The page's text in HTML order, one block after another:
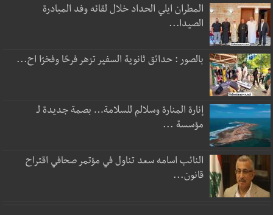
المطران ايلي الحداد خلال لقائه وفد المبادرة
الصيدا...
بالصور : حدائق ثانوية السفير تزهر فرحًا وفخرًا اح...
إنارة المنارة وسلالم للسلامة… بصمة جديدة لـ
مؤسسة ...
النائب اسامه سعد تناول في مؤتمر صحافي اقتراح
قانون...